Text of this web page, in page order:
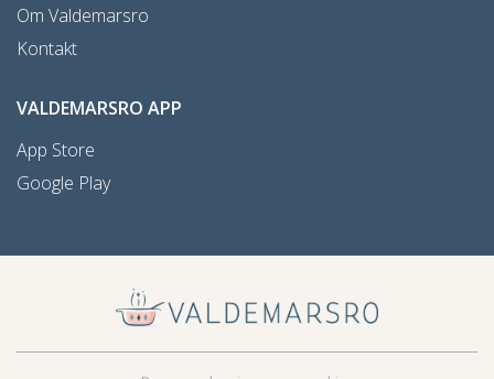
Om Valdemarsro
Kontakt
VALDEMARSRO APP
App Store
Google Play